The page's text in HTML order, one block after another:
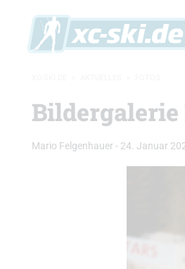
Mario Felgenhauer - 24. Januar